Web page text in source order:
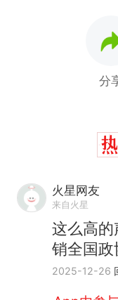
分
火星网友
来自火星
这么高
销全国政
2025-12-26
热